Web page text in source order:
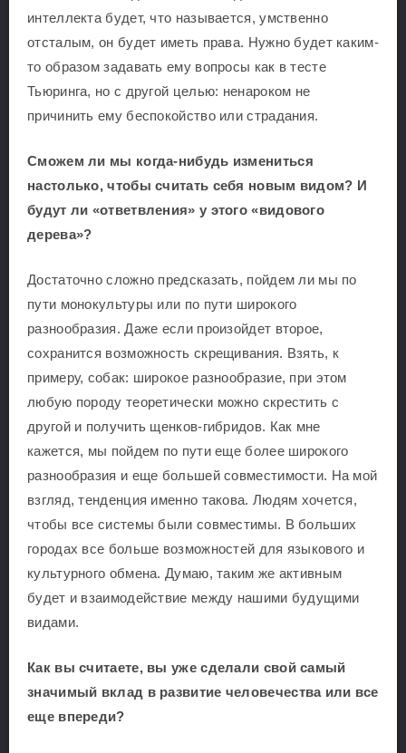
интеллекта будет, что называется, умственно
отсталым, он будет иметь права. Нужно будет каким-
то образом задавать ему вопросы как в тесте
Тьюринга, но с другой целью: ненароком не
причинить ему беспокойство или страдания.
Сможем ли мы когда-нибудь измениться
настолько, чтобы считать себя новым видом? И
будут ли «ответвления» у этого «видового
дерева»?
Достаточно сложно предсказать, пойдем ли мы по
пути монокультуры или по пути широкого
разнообразия. Даже если произойдет второе,
сохранится возможность скрещивания. Взять, к
примеру, собак: широкое разнообразие, при этом
любую породу теоретически можно скрестить с
другой и получить щенков-гибридов. Как мне
кажется, мы пойдем по пути еще более широкого
разнообразия и еще большей совместимости. На мой
взгляд, тенденция именно такова. Людям хочется,
чтобы все системы были совместимы. В больших
городах все больше возможностей для языкового и
культурного обмена. Думаю, таким же активным
будет и взаимодействие между нашими будущими
видами.
Как вы считаете, вы уже сделали свой самый
значимый вклад в развитие человечества или все
еще впереди?